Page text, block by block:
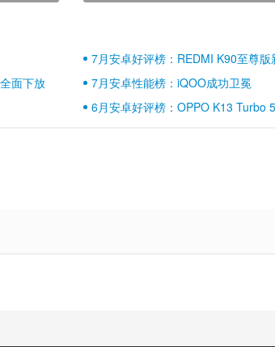
7月安卓好评榜：REDMI K90至尊
壁江山
面下放
7月安卓性能榜：iQOO成功卫冕
6月安卓好评榜：OPPO K13 Turbo